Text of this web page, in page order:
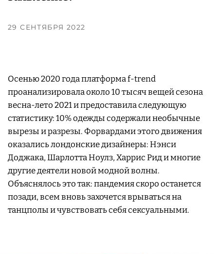
29 СЕНТЯБРЯ 2022
Осенью 2020 года платформа f-trend
проанализировала около 10 тысяч вещей сезона
весна-лето 2021 и предоставила следующую
статистику: 10% одежды содержали необычные
вырезы и разрезы. Форвардами этого движения
оказались лондонские дизайнеры: Нэнси
Доджака, Шарлотта Ноулз, Харрис Рид и многие
другие деятели новой модной волны.
Объяснялось это так: пандемия скоро останется
позади, всем вновь захочется врываться на
танцполы и чувствовать себя сексуальными.